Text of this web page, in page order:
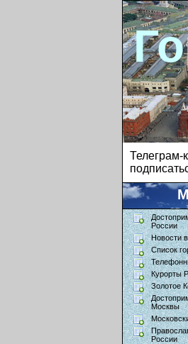
России
Новости
Список
Курорты
Золотое
Москвы
России